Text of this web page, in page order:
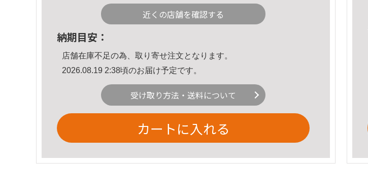
近くの店舗を確認する
納期目安：
店舗在庫不足の為、取り寄せ注文となります。
2026.08.19 2:38頃のお届け予定です。
受け取り方法・送料について
カートに入れる